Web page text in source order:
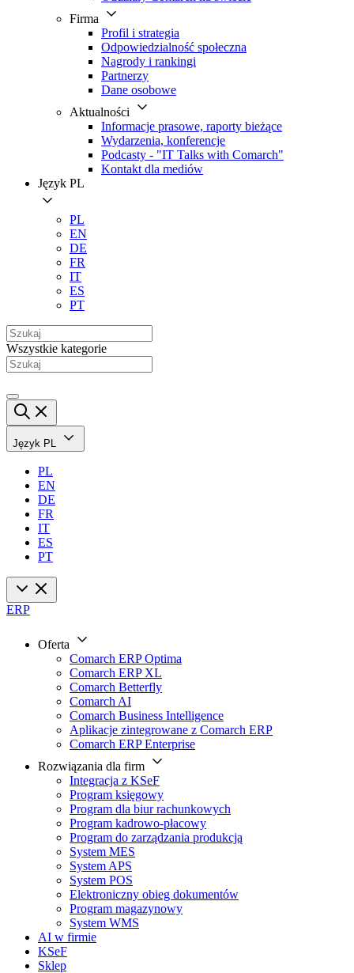
Firma
Profil i strategia
Odpowiedzialność społeczna
Nagrody i rankingi
Partnerzy
Dane osobowe
Aktualności
Informacje prasowe, raporty bieżące
Wydarzenia, konferencje
Podcasty - "IT Talks with Comarch"
Kontakt dla mediów
Język PL
PL
EN
DE
FR
IT
ES
PT
Wszystkie kategorie
Język PL
PL
EN
DE
FR
IT
ES
PT
ERP
Oferta
Comarch ERP Optima
Comarch ERP XL
Comarch Betterfly
Comarch AI
Comarch Business Intelligence
Aplikacje zintegrowane z Comarch ERP
Comarch ERP Enterprise
Rozwiązania dla firm
Integracja z KSeF
Program księgowy
Program dla biur rachunkowych
Program kadrowo-płacowy
Program do zarządzania produkcją
System MES
System APS
System POS
Elektroniczny obieg dokumentów
Program magazynowy
System WMS
AI w firmie
KSeF
Sklep